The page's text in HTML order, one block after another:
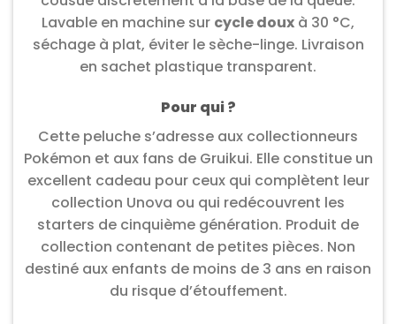
Lavable en machine sur cycle doux à 30 °C,
séchage à plat, éviter le sèche-linge. Livraison
en sachet plastique transparent.
Pour qui ?
Cette peluche s’adresse aux collectionneurs
Pokémon et aux fans de Gruikui. Elle constitue un
excellent cadeau pour ceux qui complètent leur
collection Unova ou qui redécouvrent les
starters de cinquième génération. Produit de
collection contenant de petites pièces. Non
destiné aux enfants de moins de 3 ans en raison
du risque d’étouffement.